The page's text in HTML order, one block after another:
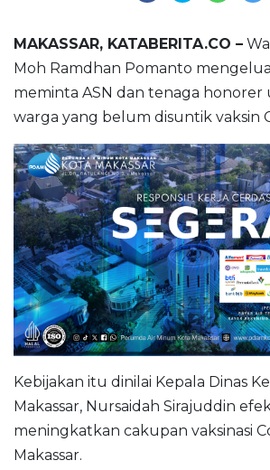
MAKASSAR, KATABERITA.CO –
Moh Ramdhan Pomanto
meminta ASN dan tenaga
warga yang belum disuntik vaksin
Kebijakan itu dinilai Kepala Dinas
Makassar, Nursaidah Sirajuddin
meningkatkan cakupan vaksinasi
Makassar.